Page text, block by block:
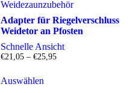
Weidezaunzubehör
Adapter für Riegelverschluss
Weidetor an Pfosten
Schnelle Ansicht
€21,05– €25,95
AuswählenProdukt